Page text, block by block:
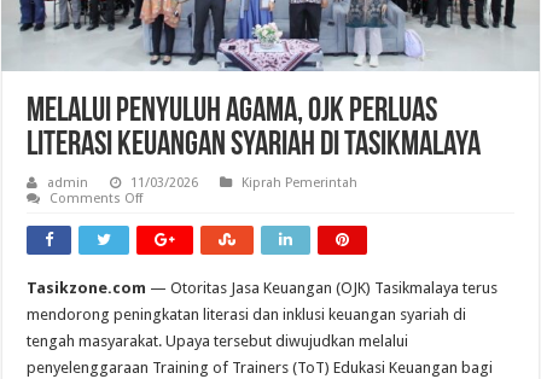
Melalui Penyuluh Agama, OJK Perluas
Literasi Keuangan Syariah di Tasikmalaya
admin 11/03/2026
Kiprah Pemerintah
Comments Offon
Penyuluh
Agama,
Literasi
Keuangan
Syariah
di
Tasikmalaya
Tasikzone.com — Otoritas Jasa Keuangan (OJK) Tasikmalaya terus
mendorong peningkatan literasi dan inklusi keuangan syariah di
tengah masyarakat. Upaya tersebut diwujudkan melalui
penyelenggaraan Training of Trainers (ToT) Edukasi Keuangan bagi